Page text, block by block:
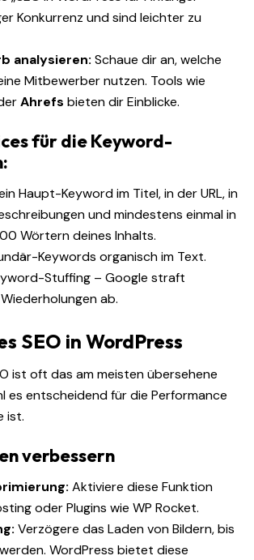
Konkurrenz und sind leichter zu
analysieren: Schaue dir an, welche
Mitbewerber nutzen. Tools wie
Ahrefs bieten dir Einblicke.
für die Keyword-
Haupt-Keyword im Titel, in der URL, in
und mindestens einmal in
Wörtern deines Inhalts.
Keywords organisch im Text.
Stuffing – Google straft
ab.
SEO in WordPress
ist oft das am meisten übersehene
es entscheidend für die Performance
ist.
verbessern
Aktiviere diese Funktion
oder Plugins wie WP Rocket.
Verzögere das Laden von Bildern, bis
WordPress bietet diese